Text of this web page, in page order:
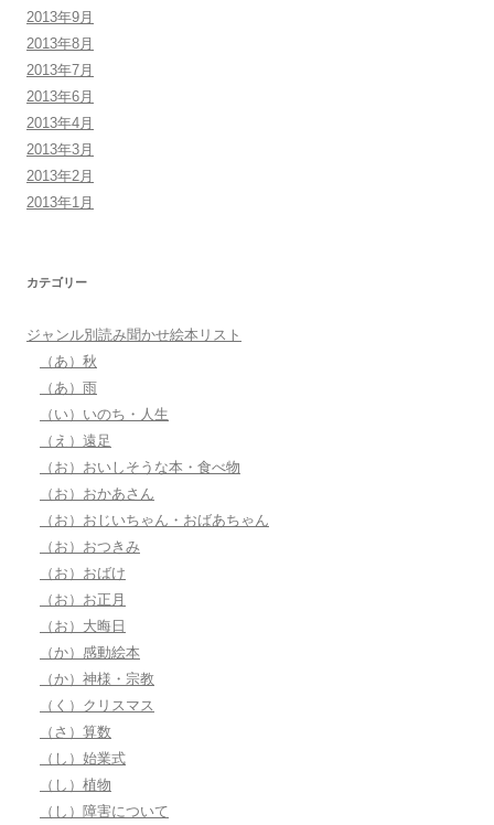
2013年9月
2013年8月
2013年7月
2013年6月
2013年4月
2013年3月
2013年2月
2013年1月
カテゴリー
ジャンル別読み聞かせ絵本リスト
（あ）秋
（あ）雨
（い）いのち・人生
（え）遠足
（お）おいしそうな本・食べ物
（お）おかあさん
（お）おじいちゃん・おばあちゃん
（お）おつきみ
（お）おばけ
（お）お正月
（お）大晦日
（か）感動絵本
（か）神様・宗教
（く）クリスマス
（さ）算数
（し）始業式
（し）植物
（し）障害について